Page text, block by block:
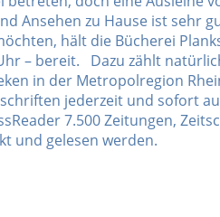
Ansehen zu Hause ist sehr
hält die Bücherei
– bereit. Dazu zählt
in der Metropolregion
jederzeit und sofort
7.500 Zeitungen,
und gelesen werden.